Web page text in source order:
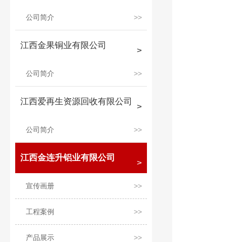
公司简介
江西金果铜业有限公司
公司简介
江西爱再生资源回收有限公司
公司简介
江西金连升铝业有限公司
宣传画册
工程案例
产品展示